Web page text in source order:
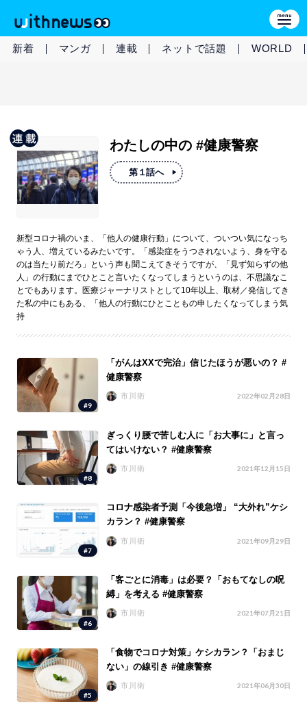
新着 マンガ 連載 ネットで話題 WORLD
わたしの中の #健康警察
第１話へ
新型コロナ禍のいま、「他人の健康行動」について、ついつい気になっち
ゃう人、増えているみたいです。「感染症をうつされないよう、身を守る
のは当たり前だろ」という声も聞こえてきそうですが、「見ず知らずの他
人」の行動にまでひとこと言いたくなってしまうというのは、不思議なこ
とでもあります。医療ジャーナリストとして10年以上、取材／発信してき
た私の中にもある、「他人の行動にひとこともの申したくなってしまう気
持
#9
「がんはXXで完治」信じたほうが悪いの？ #
健康警察
市川衛 2022年02月28日
#8
ぎっくり腰で苦しむ人に「お大事に」と言っ
てはいけない？ #健康警察
市川衛 2021年12月15日
#7
コロナ感染者予測「今後急増」 “大外れ”ケシ
カラン？ #健康警察
市川衛 2021年09月29日
#6
「客ごとに消毒」は必要？「おもてなしの呪
縛」を考える #健康警察
市川衛 2021年07月21日
#5
「食物でコロナ対策」ケシカラン？「おまじ
ない」の線引き #健康警察
市川衛 2021年06月30日